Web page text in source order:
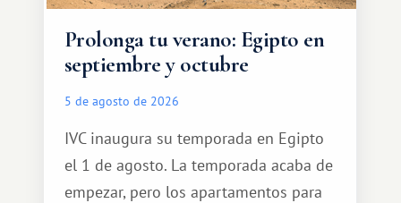
Prolonga tu verano: Egipto en
septiembre y octubre
5 de agosto de 2026
IVC inaugura su temporada en Egipto
el 1 de agosto. La temporada acaba de
empezar, pero los apartamentos para